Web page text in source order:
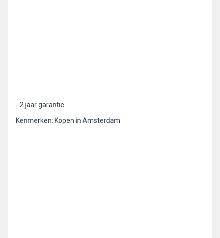
- 2 jaar garantie
Kenmerken: Kopen in Amsterdam